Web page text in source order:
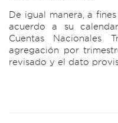
De igual manera, a
acuerdo a su
Cuentas Nacionales
agregación por
revisado y el dato